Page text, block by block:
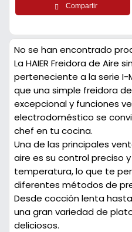
Compartir
No se han encontrado
La HAIER Freidora de Aire
perteneciente a la serie I-
que una simple freidora
excepcional y funciones
electrodoméstico se
chef en tu cocina.
Una de las principales
aire es su control preciso
temperatura, lo que te
diferentes métodos de
Desde cocción lenta
una gran variedad de
deliciosos.